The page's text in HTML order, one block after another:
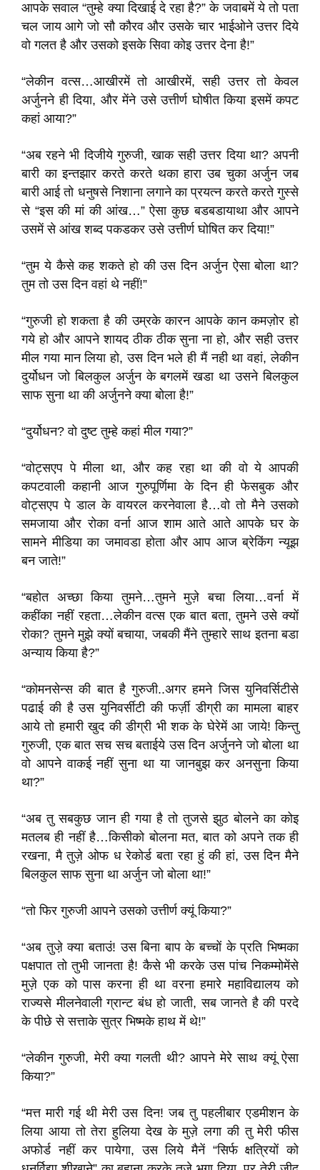
आपके सवाल “तुम्हे क्या दिखाई दे रहा है?” के जवाबमें ये तो पता
चल जाय आगे जो सौ कौरव और उसके चार भाईओने उत्तर दिये
वो गलत है और उसको इसके सिवा कोइ उत्तर देना है!”
“लेकीन वत्स…आखीरमें तो आखीरमें, सही उत्तर तो केवल
अर्जुनने ही दिया, और मेंने उसे उत्तीर्ण घोषीत किया इसमें कपट
कहां आया?”
“अब रहने भी दिजीये गुरुजी, खाक सही उत्तर दिया था? अपनी
बारी का इन्तझार करते करते थका हारा उब चुका अर्जुन जब
बारी आई तो धनुषसे निशाना लगाने का प्रयत्न करते करते गुस्से
से “इस की मां की आंख…” ऐसा कुछ बडबडायाथा और आपने
उसमें से आंख शब्द पकडकर उसे उत्तीर्ण घोषित कर दिया!”
“तुम ये कैसे कह शकते हो की उस दिन अर्जुन ऐसा बोला था?
तुम तो उस दिन वहां थे नहीं!”
“गुरुजी हो शकता है की उम्रके कारन आपके कान कमज़ोर हो
गये हो और आपने शायद ठीक ठीक सुना ना हो, और सही उत्तर
मील गया मान लिया हो, उस दिन भले ही मैं नही था वहां, लेकीन
दुर्योधन जो बिलकुल अर्जुन के बगलमें खडा था उसने बिलकुल
साफ सुना था की अर्जुनने क्या बोला है!”
“दुर्योधन? वो दुष्ट तुम्हे कहां मील गया?”
“वोट्सएप पे मीला था, और कह रहा था की वो ये आपकी
कपटवाली कहानी आज गुरुपूर्णिमा के दिन ही फेसबुक और
वोट्सएप पे डाल के वायरल करनेवाला है…वो तो मैने उसको
समजाया और रोका वर्ना आज शाम आते आते आपके घर के
सामने मीडिया का जमावडा होता और आप आज ब्रेकिंग न्यूझ
बन जाते!”
“बहोत अच्छा किया तुमने…तुमने मुज़े बचा लिया…वर्ना में
कहींका नहीं रहता…लेकीन वत्स एक बात बता, तुमने उसे क्यों
रोका? तुमने मुझे क्यों बचाया, जबकी मैंने तुम्हारे साथ इतना बडा
अन्याय किया है?”
“कोमनसेन्स की बात है गुरुजी..अगर हमने जिस युनिवर्सिटीसे
पढाई की है उस युनिवर्सीटी की फर्ज़ी डीग्री का मामला बाहर
आये तो हमारी खुद की डीग्री भी शक के घेरेमें आ जाये! किन्तु
गुरुजी, एक बात सच सच बताईये उस दिन अर्जुनने जो बोला था
वो आपने वाकई नहीं सुना था या जानबुझ कर अनसुना किया
था?”
“अब तु सबकुछ जान ही गया है तो तुजसे झुठ बोलने का कोइ
मतलब ही नहीं है…किसीको बोलना मत, बात को अपने तक ही
रखना, मै तुज़े ओफ ध रेकोर्ड बता रहा हुं की हां, उस दिन मैने
बिलकुल साफ सुना था अर्जुन जो बोला था!”
“तो फिर गुरुजी आपने उसको उत्तीर्ण क्यूं किया?”
“अब तुजे़ क्या बताउं! उस बिना बाप के बच्चों के प्रति भिष्मका
पक्षपात तो तुभी जानता है! कैसे भी करके उस पांच निकम्मोमेंसे
मुज़े एक को पास करना ही था वरना हमारे महाविद्यालय को
राज्यसे मीलनेवाली ग्रान्ट बंध हो जाती, सब जानते है की परदे
के पीछे से सत्ताके सुत्र भिष्मके हाथ में थे!”
“लेकीन गुरुजी, मेरी क्या गलती थी? आपने मेरे साथ क्यूं ऐसा
किया?”
“मत्त मारी गई थी मेरी उस दिन! जब तु पहलीबार एडमीशन के
लिया आया तो तेरा हुलिया देख के मुज़े लगा की तु मेरी फीस
अफोर्ड नहीं कर पायेगा, उस लिये मैनें “सिर्फ क्षत्रियों को